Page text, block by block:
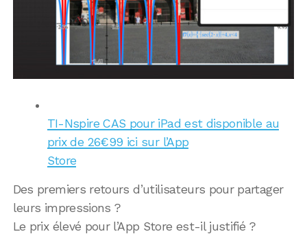
TI-Nspire CAS pour iPad est disponible au
prix de 26€99 ici sur l’App
Store
Des premiers retours d’utilisateurs pour partager
leurs impressions ?
Le prix élevé pour l’App Store est-il justifié ?